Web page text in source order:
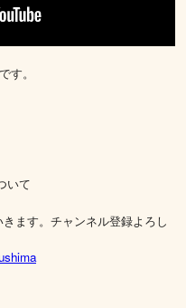
す。
いて
ます。チャンネル登録よろし